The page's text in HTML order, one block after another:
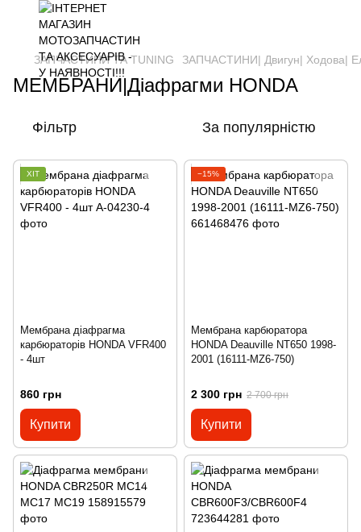
ЗАПЧАСТИНИ ТА ТUNING ЗАПЧАСТИНИ| Двигун| Ходова|
МЕМБРАНИ|Діафрагми HONDA
Фільтр За популярністю
ХІТ
Мембрана діафрагма
карбюраторів HONDA VFR400
- 4шт
860 грн
Купити
−15%
Мембрана карбюратора
HONDA Deauville NT650 1998-
2001 (16111-MZ6-750)
2 300 грн 2 700 грн
Купити